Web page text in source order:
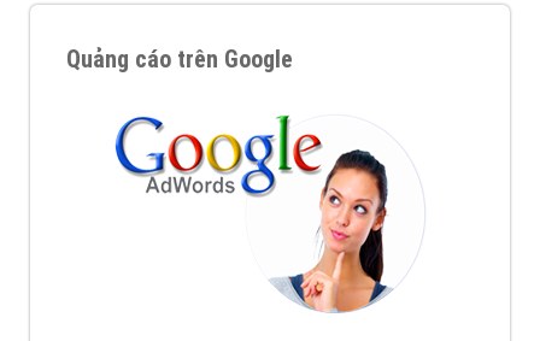
Quảng cáo trên Google